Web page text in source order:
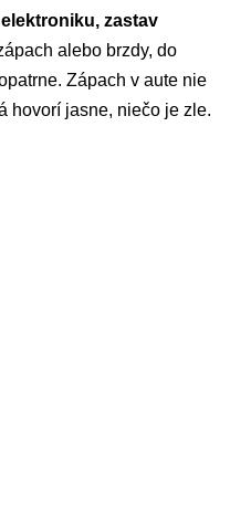
zastav
alebo brzdy, do
Zápach v aute nie
hovorí jasne, niečo je zle.